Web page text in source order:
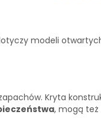
modeli
Kryta
, mogą też